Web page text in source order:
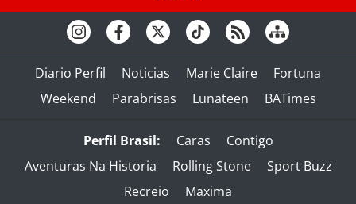
Diario Perfil Noticias Marie Claire
Fortuna
Weekend
Parabrisas Lunateen BATimes
Perfil Brasil: Caras
Contigo
Aventuras Na Historia
Rolling Stone
Sport Buzz
Recreio
Maxima